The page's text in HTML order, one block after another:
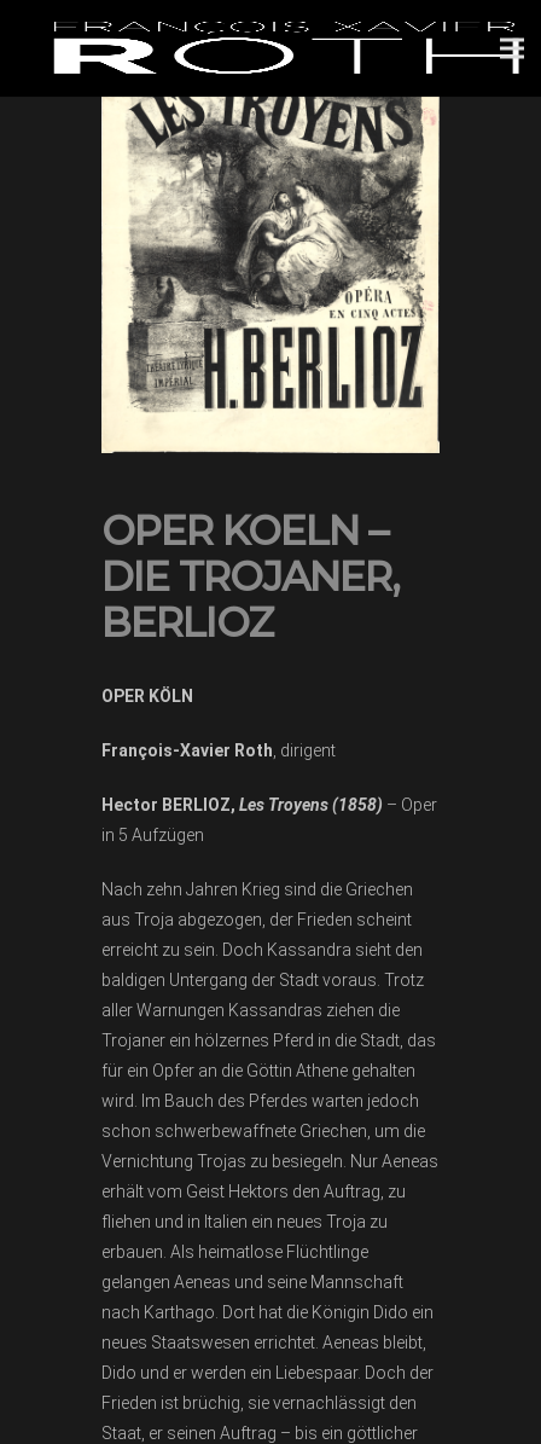
OPER KOELN –
DIE TROJANER,
BERLIOZ
OPER KÖLN
François-Xavier Roth , dirigent
Hector BERLIOZ, Les Troyens (1858) – Oper
in 5 Aufzügen
Nach zehn Jahren Krieg sind die Griechen
aus Troja abgezogen, der Frieden scheint
erreicht zu sein. Doch Kassandra sieht den
baldigen Untergang der Stadt voraus. Trotz
aller Warnungen Kassandras ziehen die
Trojaner ein hölzernes Pferd in die Stadt, das
für ein Opfer an die Göttin Athene gehalten
wird. Im Bauch des Pferdes warten jedoch
schon schwerbewaffnete Griechen, um die
Vernichtung Trojas zu besiegeln. Nur Aeneas
erhält vom Geist Hektors den Auftrag, zu
fliehen und in Italien ein neues Troja zu
erbauen. Als heimatlose Flüchtlinge
gelangen Aeneas und seine Mannschaft
nach Karthago. Dort hat die Königin Dido ein
neues Staatswesen errichtet. Aeneas bleibt,
Dido und er werden ein Liebespaar. Doch der
Frieden ist brüchig, sie vernachlässigt den
Staat, er seinen Auftrag – bis ein göttlicher